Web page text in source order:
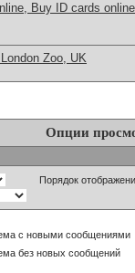
Buy ID cards
Zoo, UK
Опции
Порядок
с новыми сообщениями
без новых сообщений